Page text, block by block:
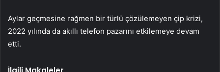
Aylar geçmesine rağmen bir türlü çözülemeyen çip krizi,
2022 yılında da akıllı telefon pazarını etkilemeye devam
etti.